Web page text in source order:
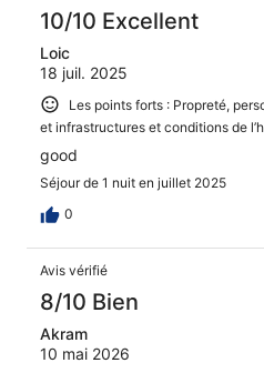
10/10 Excellent
Loic
18 juil. 2025
Les points forts : Propreté,
et infrastructures et conditions de
good
Séjour de 1 nuit en juillet 2025
0
Avis vérifié
8/10 Bien
Akram
10 mai 2026